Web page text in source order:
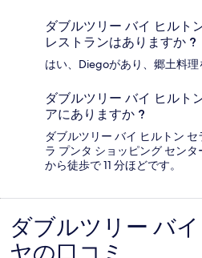
ダブルツリー バイ ヒルト
レストランはありますか ?
はい、Diegoがあり、郷土料理
ダブルツリー バイ ヒルト
アにありますか ?
ダブルツリー バイ ヒルトン
ラ プンタ ショッピング セン
から徒歩で 11 分ほどです。
口
コ
ダブルツリー バ